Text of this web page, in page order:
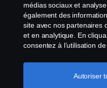
Politique de cookies
Paramètres des cookies
médias sociaux et
également des
site avec nos partenaires
et en analytique. En
consentez à l’utilisation
cookies en cliquant sur «
sélectionnant lesAutoriser